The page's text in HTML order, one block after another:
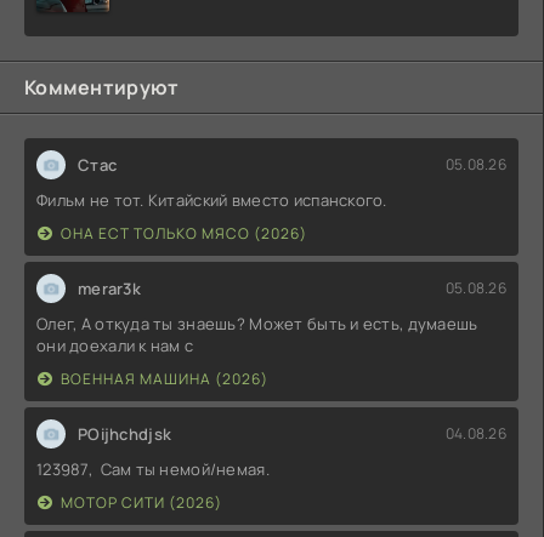
Комментируют
Стас 05.08.26
Фильм не тот. Китайский вместо испанского.
ОНА ЕСТ ТОЛЬКО МЯСО (2026)
merar3k 05.08.26
Олег, А откуда ты знаешь? Может быть и есть, думаешь
они доехали к нам с
ВОЕННАЯ МАШИНА (2026)
POijhchdjsk 04.08.26
123987, Сам ты немой/немая.
МОТОР СИТИ (2026)